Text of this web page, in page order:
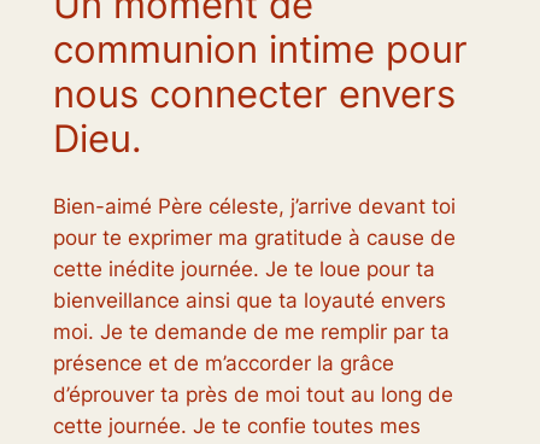
communion intime pour
nous connecter envers
Dieu.
Bien-aimé Père céleste, j’arrive devant toi
pour te exprimer ma gratitude à cause de
cette inédite journée. Je te loue pour ta
bienveillance ainsi que ta loyauté envers
moi. Je te demande de me remplir par ta
présence et de m’accorder la grâce
d’éprouver ta près de moi tout au long de
cette journée. Je te confie toutes mes